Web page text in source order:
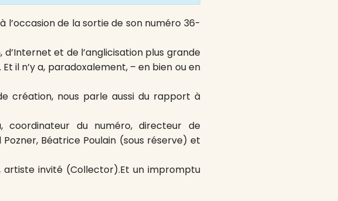
l’occasion de la sortie de son numéro 36-
et de l’anglicisation plus grande
il n’y a, paradoxalement, – en bien ou en
création, nous parle aussi du rapport à
coordinateur du numéro, directeur de
Béatrice Poulain (sous réserve) et
artiste invité (Collector).Et un impromptu